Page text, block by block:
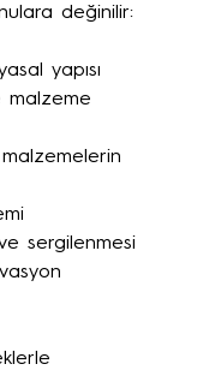
değinilir:
yapısı
malzeme
sergilenmesi